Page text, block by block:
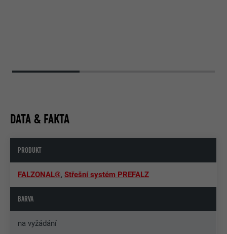
DATA & FAKTA
PRODUKT
FALZONAL®,Střešní systém PREFALZ
BARVA
na vyžádání